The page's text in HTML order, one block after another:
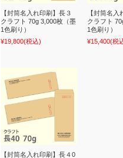
【封筒名入れ印刷】長３
クラフト 70g 3,000枚（墨
1色刷り）
¥19,800(税込)
【封筒名入
クラフト
1色刷り）
¥15,400(税
【封筒名入れ印刷】長４0